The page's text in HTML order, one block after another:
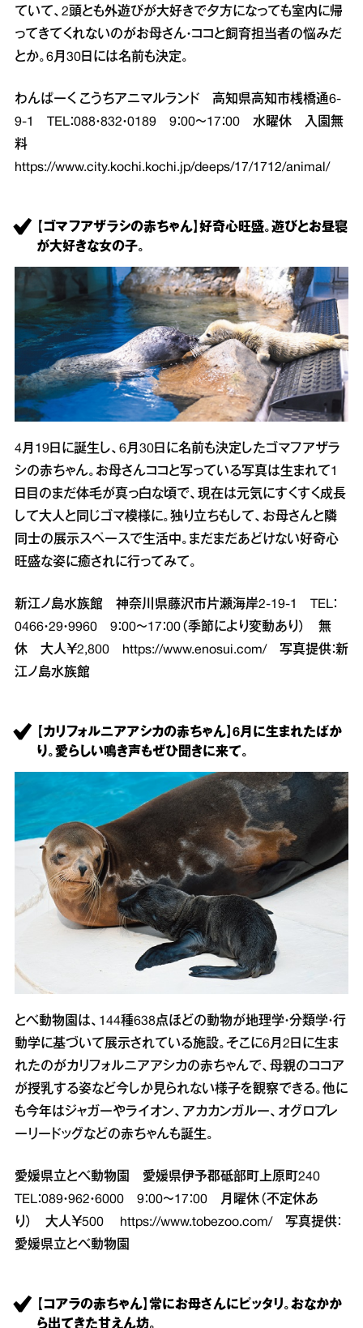
ていて、2頭とも外遊びが大好きで夕方になっても室内に帰
ってきてくれないのがお母さん・ココと飼育担当者の悩みだ
とか。6月30日には名前も決定。
わんぱーく こうちアニマルランド 高知県高知市桟橋通6‐
9‐1 TEL：088・832・0189 9：00～17：00 水曜休 入園無
料
https://www.city.kochi.kochi.jp/deeps/17/1712/animal/
【ゴマフアザラシの赤ちゃん】好奇心旺盛。遊びとお昼寝
が大好きな女の子。
4月19日に誕生し、6月30日に名前も決定したゴマフアザラ
シの赤ちゃん。お母さんココと写っている写真は生まれて1
日目のまだ体毛が真っ白な頃で、現在は元気にすくすく成長
して大人と同じゴマ模様に。独り立ちもして、お母さんと隣
同士の展示スペースで生活中。まだまだあどけない好奇心
旺盛な姿に癒されに行ってみて。
新江ノ島水族館 神奈川県藤沢市片瀬海岸2‐19‐1 TEL：
0466・29・9960 9：00～17：00（季節により変動あり） 無
休 大人￥2,800
https://www.enosui.com/ 写真提供：新
江ノ島水族館
【カリフォルニアアシカの赤ちゃん】6月に生まれたばか
り。愛らしい鳴き声もぜひ聞きに来て。
とべ動物園は、144種638点ほどの動物が地理学・分類学・行
動学に基づいて展示されている施設。そこに6月2日に生ま
れたのがカリフォルニアアシカの赤ちゃんで、母親のココア
が授乳する姿など今しか見られない様子を観察できる。他に
も今年はジャガーやライオン、アカカンガルー、オグロプレ
ーリードッグなどの赤ちゃんも誕生。
愛媛県立とべ動物園 愛媛県伊予郡砥部町上原町240
TEL：089・962・6000 9：00～17：00 月曜休（不定休あ
り） 大人￥500
https://www.tobezoo.com/ 写真提供：
愛媛県立とべ動物園
【コアラの赤ちゃん】常にお母さんにピッタリ。おなかか
ら出てきた甘えん坊。